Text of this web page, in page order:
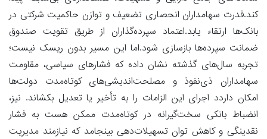
کند.قدرت سهامداران انحصاری تضعیف و توازن حاکمیت شرکتی در
بانک‌ها ارتقاء یابد.اعتماد سپرده‌گذاران از طریق تقویت صندوق
ضمانت سپرده‌ها بازسازی شود.اما این مسیر بدون ریسک نیست؛
تجربه سال‌های گذشته نشان داده که فشارهای سیاسی، مقاومت
سهامداران ذی‌نفوذ و مصلحت‌اندیشی‌های کوتاه‌مدت دولت‌ها
امکان داردد اجرای این الزامات را به تأخیر یا تعدیل بکشاند. نیز،
انضباط بانکی سخت‌گیرانه در کوتاه‌مدت ممکن هست به فشار
نقدینگی و کاهش توان تسهیلات‌دهی بینجامد که نیازمند مدیریت